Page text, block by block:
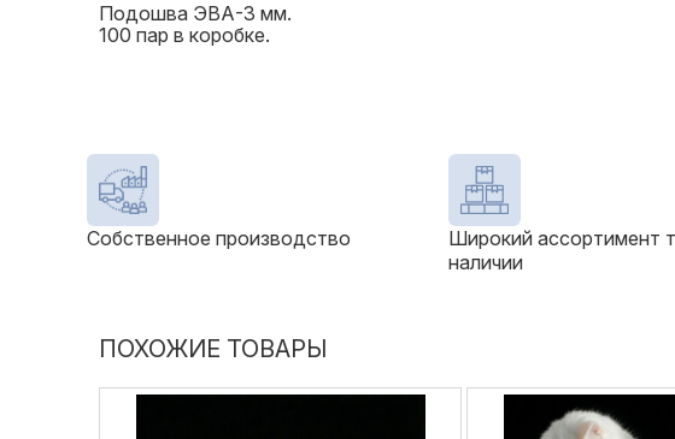
Подошва ЭВА-3 мм.
100 пар в коробке.
Собственное производство
Широкий ассортимент
наличии
ПОХОЖИЕ ТОВАРЫ